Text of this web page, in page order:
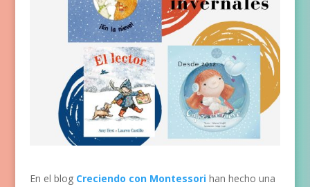
En el blog Creciendo con Montessorihan hecho una